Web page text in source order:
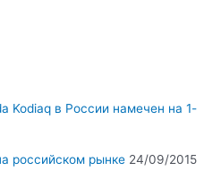
Kodiaq в России намечен на 1-
российском рынке 24/09/2015